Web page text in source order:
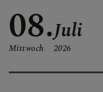
08.
Mittwoch
Juli
2026